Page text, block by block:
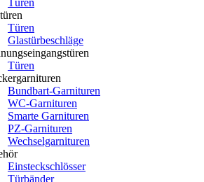
Türen
Glastürbeschläge
Türen
Bundbart-Garnituren
WC-Garnituren
Smarte Garnituren
PZ-Garnituren
Wechselgarnituren
Einsteckschlösser
Türbänder